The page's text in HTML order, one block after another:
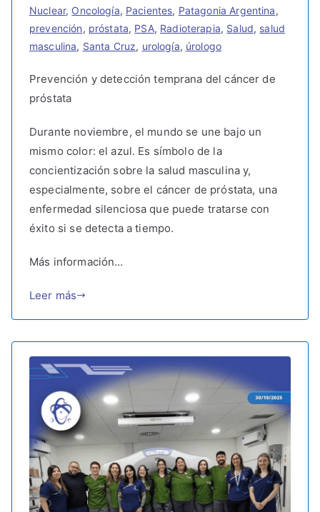
Nuclear, Oncología, Pacientes, Patagonia Argentina,
prevención, próstata, PSA, Radioterapia, Salud, salud
masculina, Santa Cruz, urología, úrologo
Prevención y detección temprana del cáncer de
próstata
Durante noviembre, el mundo se une bajo un
mismo color: el azul. Es símbolo de la
concientización sobre la salud masculina y,
especialmente, sobre el cáncer de próstata, una
enfermedad silenciosa que puede tratarse con
éxito si se detecta a tiempo.
Más información…
Leer más